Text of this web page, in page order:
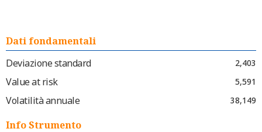
Dati fondamentali
Deviazione standard
2,403
Value at risk 5,591
Volatilità annuale 38,149
Info Strumento